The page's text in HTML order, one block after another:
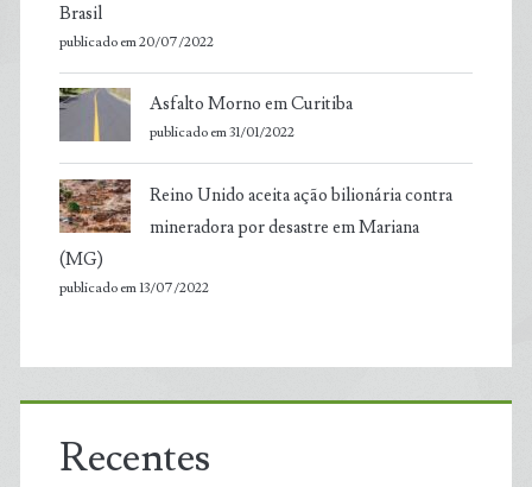
Brasil
publicado em 20/07/2022
Asfalto Morno em Curitiba
publicado em 31/01/2022
Reino Unido aceita ação bilionária contra
mineradora por desastre em Mariana
(MG)
publicado em 13/07/2022
Recentes